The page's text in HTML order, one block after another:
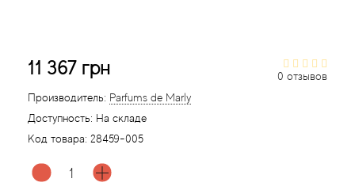
0 отзывов
11 367 грн
Производитель: Parfums de Marly
Доступность: На складе
Код товара: 28459-005
Agatha Ruiz de la Prada
Agent Provocateur
Agonist